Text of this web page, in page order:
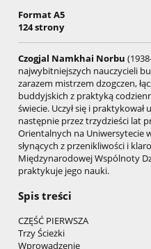
Format A5
124 strony
Czogjal Namkhai Norbu
najwybitniejszych nauczycieli
zarazem mistrzem dzogczen,
buddyjskich z praktyką
świecie. Uczył się i
następnie przez trzydzieści lat
Orientalnych na Uniwersytecie
słynących z przenikliwości i
Międzynarodowej Wspólnoty
praktykuje jego nauki.
Spis treści
CZĘŚĆ PIERWSZA
Trzy Ścieżki
Wprowadzenie